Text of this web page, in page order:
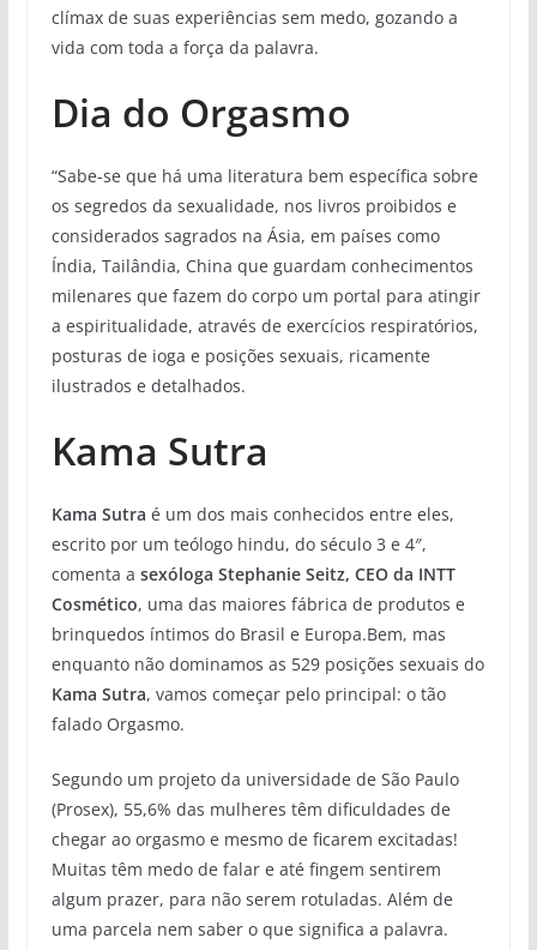
clímax de suas experiências sem medo, gozando a
vida com toda a força da palavra.
Dia do Orgasmo
“Sabe-se que há uma literatura bem específica sobre
os segredos da sexualidade, nos livros proibidos e
considerados sagrados na Ásia, em países como
Índia, Tailândia, China que guardam conhecimentos
milenares que fazem do corpo um portal para atingir
a espiritualidade, através de exercícios respiratórios,
posturas de ioga e posições sexuais, ricamente
ilustrados e detalhados.
Kama Sutra
Kama Sutra é um dos mais conhecidos entre eles,
escrito por um teólogo hindu, do século 3 e 4″,
comenta a sexóloga Stephanie Seitz, CEO da INTT
Cosmético, uma das maiores fábrica de produtos e
brinquedos íntimos do Brasil e Europa.Bem, mas
enquanto não dominamos as 529 posições sexuais do
Kama Sutra, vamos começar pelo principal: o tão
falado Orgasmo.
Segundo um projeto da universidade de São Paulo
(Prosex), 55,6% das mulheres têm dificuldades de
chegar ao orgasmo e mesmo de ficarem excitadas!
Muitas têm medo de falar e até fingem sentirem
algum prazer, para não serem rotuladas. Além de
uma parcela nem saber o que significa a palavra.